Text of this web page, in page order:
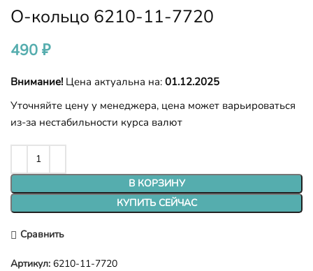
О-кольцо 6210-11-7720
490 ₽
Внимание! Цена актуальна на: 01.12.2025
Уточняйте цену у менеджера, цена может варьироваться
из-за нестабильности курса валют
В КОРЗИНУ
КУПИТЬ СЕЙЧАС
Сравнить
Артикул: 6210-11-7720